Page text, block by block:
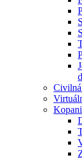
Civilná